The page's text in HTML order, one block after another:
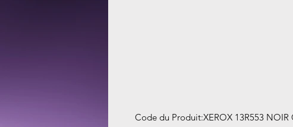
Code du Produit:XEROX 13R553